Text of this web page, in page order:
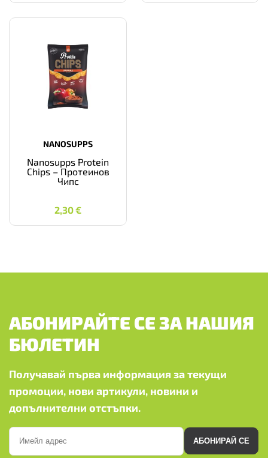
NANOSUPPS
Nanosupps Protein
Chips – Протеинов
Чипс
2,30€
2,30 €
АБОНИРАЙТЕ СЕ ЗА НАШИЯ
БЮЛЕТИН
Получавай първа информация за текущи
промоции, нови артикули, новини и
допълнителни отстъпки.
АБОНИРАЙ СЕ